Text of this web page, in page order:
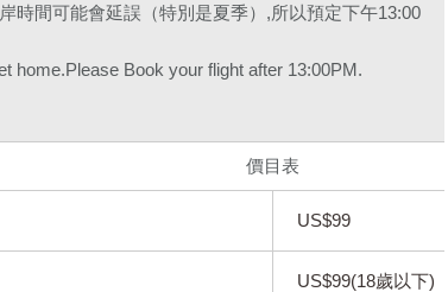
時間可能會延誤（特別是夏季）,所以預定下午13:00
home.Please Book your flight after 13:00PM.
價目表
US$99
US$99(18歲以下)